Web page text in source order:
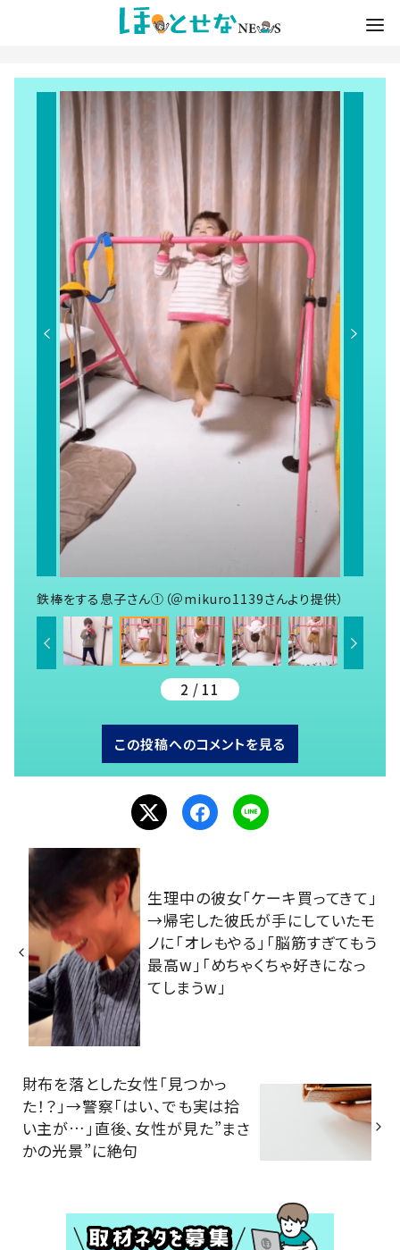
鉄棒をする息子さん①（＠mikuro1139さんより提供）
2 / 11
この投稿へのコメントを見る
生理中の彼女「ケーキ買ってきて」
→帰宅した彼氏が手にしていたモ
ノに「オレもやる」「脳筋すぎてもう
最高w」「めちゃくちゃ好きになっ
てしまうw」
財布を落とした女性「見つかっ
た！？」→警察「はい、でも実は拾
い主が…」直後、女性が見た”まさ
かの光景”に絶句